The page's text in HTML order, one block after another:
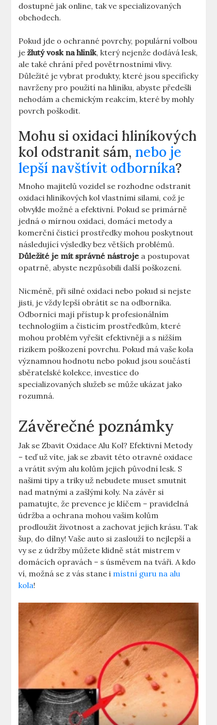
dostupné jak online, tak ve specializovaných
obchodech.
Pokud jde o ochranné povrchy, populární volbou
ježlutý vosk na hliník, který nejenže dodává lesk,
ale také chrání před povětrnostními vlivy.
Důležité je vybrat produkty, které jsou specificky
navrženy pro použití na hliníku, abyste předešli
nehodám a chemickým reakcím, které by mohly
povrch poškodit.
Mohu si oxidaci hliníkových
kol odstranit sám, nebo je
lepší navštívit odborníka?
Mnoho majitelů vozidel se rozhodne odstranit
oxidaci hliníkových kol vlastními silami, což je
obvykle možné a efektivní. Pokud se primárně
jedná o mírnou oxidaci, domácí metody a
komerční čisticí prostředky mohou poskytnout
následující výsledky bez větších problémů.
Důležité je mít správné nástroje a postupovat
opatrně, abyste nezpůsobili další poškození.
Nicméně, při silné oxidaci nebo pokud si nejste
jisti, je vždy lepší obrátit se na odborníka.
Odborníci mají přístup k profesionálním
technologiím a čisticím prostředkům, které
mohou problém vyřešit efektivněji a s nižším
rizikem poškození povrchu. Pokud má vaše kola
významnou hodnotu nebo pokud jsou součástí
sběratelské kolekce, investice do
specializovaných služeb se může ukázat jako
rozumná.
Závěrečné poznámky
Jak se Zbavit Oxidace Alu Kol? Efektivní Metody
– teď už víte, jak se zbavit této otravné oxidace
a vrátit svým alu kolům jejich původní lesk. S
našimi tipy a triky už nebudete muset smutnit
nad matnými a zašlými koly. Na závěr si
pamatujte, že prevence je klíčem – pravidelná
údržba a ochrana mohou vašim kolům
prodloužit životnost a zachovat jejich krásu. Tak
šup, do dílny! Vaše auto si zaslouží to nejlepší a
vy se z údržby můžete klidně stát mistrem v
domácích opravách – s úsměvem na tváři. A kdo
ví, možná se z vás stane i místní guru na alu
kola!